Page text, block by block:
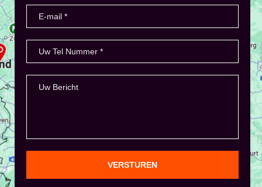
VERSTUREN